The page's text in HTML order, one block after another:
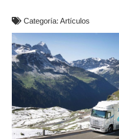
Categoría: Artículos